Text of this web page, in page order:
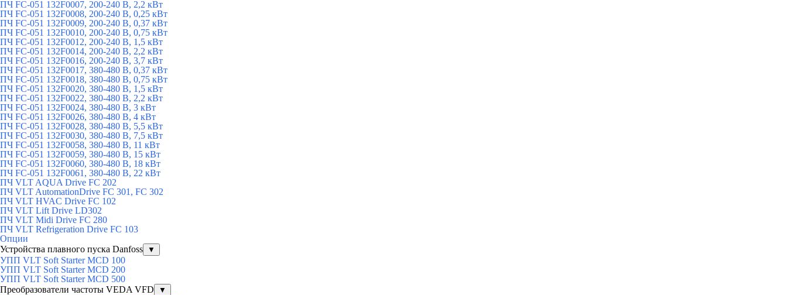
ПЧ FC-051 132F0007, 200-240 В, 2,2 кВт
ПЧ FC-051 132F0008, 200-240 В, 0,25 кВт
ПЧ FC-051 132F0009, 200-240 В, 0,37 кВт
ПЧ FC-051 132F0010, 200-240 В, 0,75 кВт
ПЧ FC-051 132F0012, 200-240 В, 1,5 кВт
ПЧ FC-051 132F0014, 200-240 В, 2,2 кВт
ПЧ FC-051 132F0016, 200-240 В, 3,7 кВт
ПЧ FC-051 132F0017, 380-480 В, 0,37 кВт
ПЧ FC-051 132F0018, 380-480 В, 0,75 кВт
ПЧ FC-051 132F0020, 380-480 В, 1,5 кВт
ПЧ FC-051 132F0022, 380-480 В, 2,2 кВт
ПЧ FC-051 132F0024, 380-480 В, 3 кВт
ПЧ FC-051 132F0026, 380-480 В, 4 кВт
ПЧ FC-051 132F0028, 380-480 В, 5,5 кВт
ПЧ FC-051 132F0030, 380-480 В, 7,5 кВт
ПЧ FC-051 132F0058, 380-480 В, 11 кВт
ПЧ FC-051 132F0059, 380-480 В, 15 кВт
ПЧ FC-051 132F0060, 380-480 В, 18 кВт
ПЧ FC-051 132F0061, 380-480 В, 22 кВт
ПЧ VLT AQUA Drive FC 202
ПЧ VLT AutomationDrive FC 301, FC 302
ПЧ VLT HVAC Drive FC 102
ПЧ VLT Lift Drive LD302
ПЧ VLT Midi Drive FC 280
ПЧ VLT Refrigeration Drive FC 103
Опции
Устройства плавного пуска Danfoss
▼
УПП VLT Soft Starter MCD 100
УПП VLT Soft Starter MCD 200
УПП VLT Soft Starter MCD 500
Преобразователи частоты VEDA VFD
▼